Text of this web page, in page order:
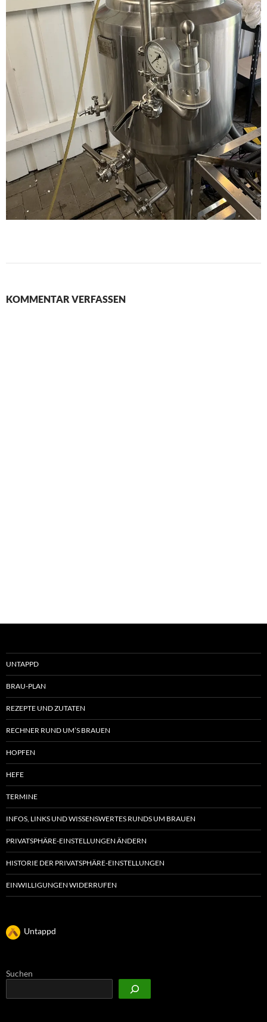
KOMMENTAR VERFASSEN
UNTAPPD
BRAU-PLAN
REZEPTE UND ZUTATEN
RECHNER RUND UM’S BRAUEN
HOPFEN
HEFE
TERMINE
INFOS, LINKS UND WISSENSWERTES RUNDS UM BRAUEN
PRIVATSPHÄRE-EINSTELLUNGEN ÄNDERN
HISTORIE DER PRIVATSPHÄRE-EINSTELLUNGEN
EINWILLIGUNGEN WIDERRUFEN
Untappd
Suchen